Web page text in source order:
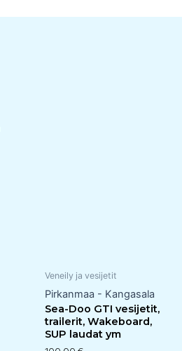
Veneily ja vesijetit
Pirkanmaa - Kangasala
Sea-Doo GTI vesijetit,
trailerit, Wakeboard,
SUP laudat ym